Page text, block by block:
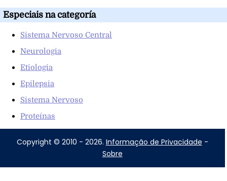
Especiais na categoría
Sistema Nervoso Central
Neurologia
Etiologia
Epilepsia
Sistema Nervoso
Proteínas
Copyright © 2010 - 2026. Informação de Privacidade -
Sobre